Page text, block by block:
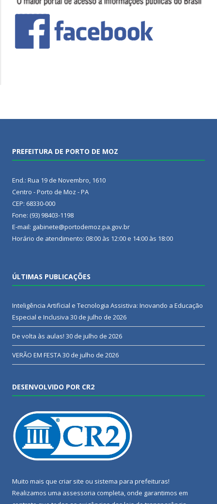
PREFEITURA DE PORTO DE MOZ
End.: Rua 19 de Novembro, 1610
Centro - Porto de Moz - PA
CEP: 68330-000
Fone: (93) 98403-1198
E-mail: gabinete@portodemoz.pa.gov.br
Horário de atendimento: 08:00 às 12:00 e 14:00 às 18:00
ÚLTIMAS PUBLICAÇÕES
Inteligência Artificial e Tecnologia Assistiva: Inovando a Educação
Especial e Inclusiva 30 de julho de 2026
De volta às aulas! 30 de julho de 2026
VERÃO EM FESTA30 de julho de 2026
DESENVOLVIDO POR CR2
Muito mais que criar site ou sistema para prefeituras!
Realizamos uma assessoria completa, onde garantimos em